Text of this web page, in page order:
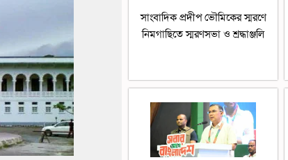
সাংবাদিক প্রদীপ ভৌমিকের স্মরণে
নিমগাছিতে স্মরণসভা ও শ্রদ্ধাঞ্জলি